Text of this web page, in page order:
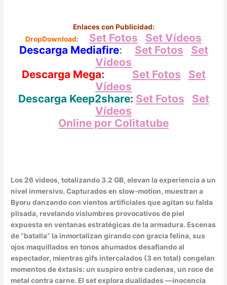
Enlaces con Publicidad:
DropDownload: Set Fotos
Set Vídeos
Descarga Mediafire: Set Fotos
Set
Vídeos
Descarga Mega: Set Fotos
Set
Vídeos
Descarga Keep2share: Set Fotos
Set
Vídeos
Online por Colitatube
Los 26 videos, totalizando 3.2 GB, elevan la experiencia a un
nivel inmersivo. Capturados en slow-motion, muestran a
Byoru danzando con vientos artificiales que agitan su falda
plisada, revelando vislumbres provocativos de piel
expuesta en ventanas estratégicas de la armadura. Escenas
de “batalla” la inmortalizan girando con gracia felina, sus
ojos maquillados en tonos ahumados desafiando al
espectador, mientras gifs intercalados (3 en total) congelan
momentos de éxtasis: un suspiro entre cadenas, un roce de
metal contra carne. El set explora dualidades —inocencia